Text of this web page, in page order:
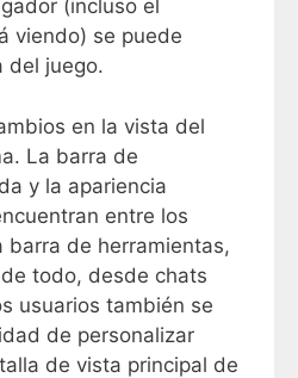
(incluso el
viendo) se puede
del juego.
en la vista del
La barra de
y la apariencia
entre los
barra de herramientas,
todo, desde chats
usuarios también se
de personalizar
de vista principal de